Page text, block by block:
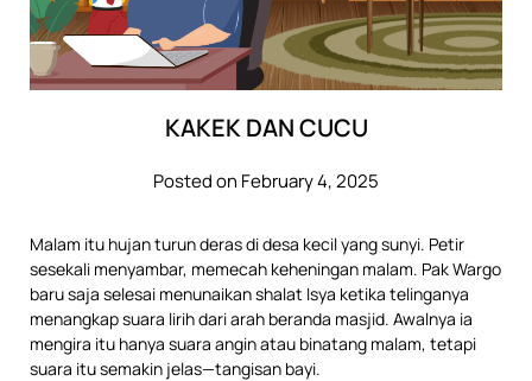
KAKEK DAN CUCU
Posted on February 4, 2025
Malam itu hujan turun deras di desa kecil yang sunyi. Petir
sesekali menyambar, memecah keheningan malam. Pak Wargo
baru saja selesai menunaikan shalat Isya ketika telinganya
menangkap suara lirih dari arah beranda masjid. Awalnya ia
mengira itu hanya suara angin atau binatang malam, tetapi
suara itu semakin jelas—tangisan bayi.